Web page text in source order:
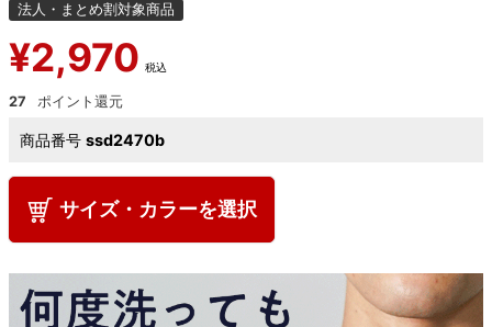
法人・まとめ割対象商品
¥2,970 税込
27
商品番号 ssd2470b
サイズ・カラーを選択